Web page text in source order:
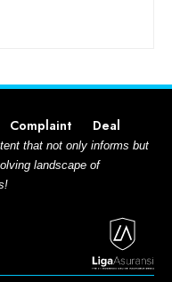
Complaint Deal
that not only informs but
landscape of